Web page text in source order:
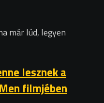
már lúd, legyen
lesznek a
filmjében